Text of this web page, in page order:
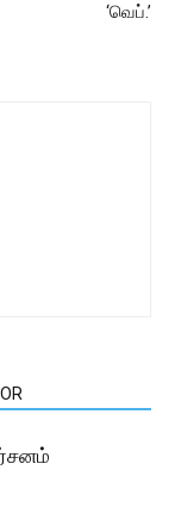
‘வெப்.’